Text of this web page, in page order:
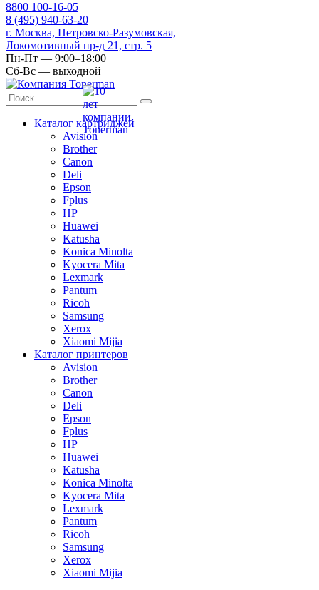
8800 100-16-05
8 (495) 940-63-20
г. Москва, Петровско-Разумовская,
Локомотивный пр-д 21, стр. 5
Пн-Пт — 9:00–18:00
Сб-Вс — выходной
Каталог картриджей
Avision
Brother
Canon
Deli
Epson
Fplus
HP
Huawei
Katusha
Konica Minolta
Kyocera Mita
Lexmark
Pantum
Ricoh
Samsung
Xerox
Xiaomi Mijia
Каталог принтеров
Avision
Brother
Canon
Deli
Epson
Fplus
HP
Huawei
Katusha
Konica Minolta
Kyocera Mita
Lexmark
Pantum
Ricoh
Samsung
Xerox
Xiaomi Mijia